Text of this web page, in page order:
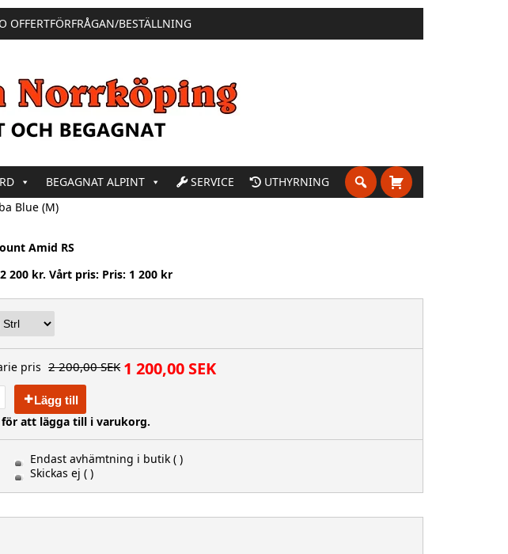
OFFERTFÖRFRÅGAN/BESTÄLLNING
BEGAGNAT ALPINT SERVICE
UTHYRNING
Blue (M)
Amid RS
200 kr. Vårt pris: Pris: 1 200 kr
pris 2 200,00 SEK 1 200,00 SEK
Lägg till
för att lägga till i varukorg.
Endast avhämtning i butik ( )
Skickas ej ( )